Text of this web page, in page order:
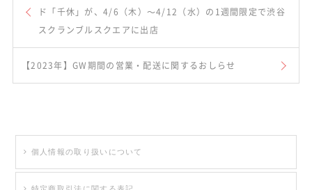
ド「千休」が、4/6（木）〜4/12（水）の1週間限定で渋谷
スクランブルスクエアに出店
【2023年】GW期間の営業・配送に関するおしらせ
個人情報の取り扱いについて